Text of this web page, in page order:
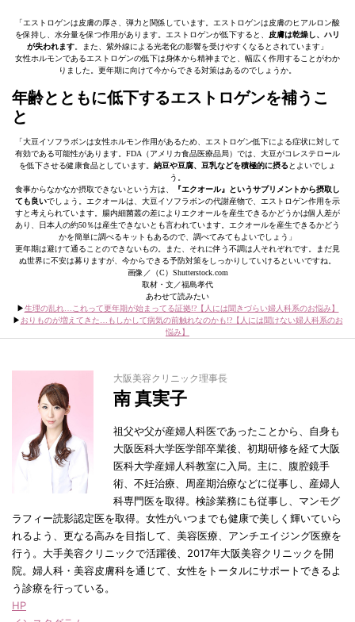
「エストロゲンは皮膚の厚さ、弾力と関係しています。エストロゲンは皮膚のヒアルロン酸
を保持し、水分量を保つ作用があります。エストロゲンが低下すると、 皮膚は乾燥し、ハリ
が失われます 。また、紫外線による光老化の影響を受けやすくなるとされています」
女性ホルモンであるエストロゲンの低下は身体から精神までと、幅広く作用することがわか
りました。更年期に向けて今からできる対策はあるのでしょうか。
年齢とともに低下するエストロゲンを補うこ
と
「大豆イソフラボンは女性ホルモン作用があるため、エストロゲン低下による症状に対して
有効である可能性があります。FDA（アメリカ食品医療品局）では、大豆がコレステロール
を低下させる健康食品としています。 納豆や豆腐、豆乳などを積極的に摂る とよいでしょ
う。
食事からなかなか摂取できないという方は、
『エクオール』というサプリメントから摂取し
ても良いでしょう。エクオールは、大豆イソフラボンの代謝産物で、エストロゲン作用を示
すと考えられています。腸内細菌叢の差によりエクオールを産生できるかどうかは個人差が
あり、日本人の約50％は産生できないとも言われています。エクオールを産生できるかどう
かを簡単に調べるキットもあるので、調べてみてもよいでしょう」
更年期は避けて通ることのできないもの。また、それに伴う不調は人それぞれです。まだ見
ぬ世界に不安は募りますが、今からできる予防対策をしっかりしていけるといいですね。
画像／（C）Shutterstock.com
取材・文／福島孝代
あわせて読みたい
▶︎生理の乱れ…これって更年期が始まってる証拠!?【人には聞きづらい婦人科系のお悩み】
▶︎ おりものが増えてきた…もしかして病気の前触れなのかも!?【人には聞けない婦人科系のお
悩み】
大阪美容クリニック理事長
南 真実子
祖父や父が産婦人科医であったことから、自身も
大阪医科大学医学部卒業後、初期研修を経て大阪
医科大学産婦人科教室に入局。主に、腹腔鏡手
術、不妊治療、周産期治療などに従事し、産婦人
科専門医を取得。検診業務にも従事し、マンモグ
ラフィー読影認定医を取得。女性がいつまでも健康で美しく輝いていら
れるよう、更なる高みを目指して、美容医療、アンチエイジング医療を
行う。大手美容クリニックで活躍後、2017年大阪美容クリニックを開
院。婦人科・美容皮膚科を通じて、女性をトータルにサポートできるよ
う診療を行っている。
HP